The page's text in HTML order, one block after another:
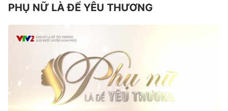
PHỤ NỮ LÀ ĐỂ YÊU THƯƠNG